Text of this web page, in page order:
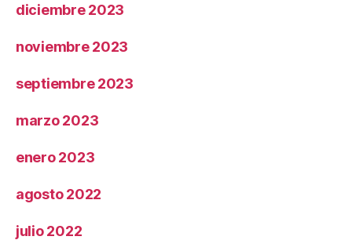
diciembre 2023
noviembre 2023
septiembre 2023
marzo 2023
enero 2023
agosto 2022
julio 2022